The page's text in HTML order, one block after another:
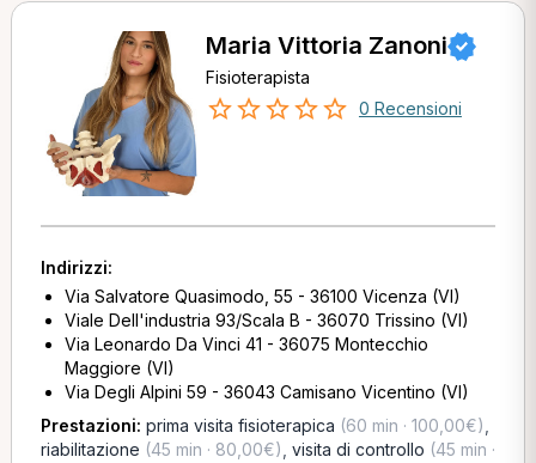
Maria Vittoria Zanoni
Fisioterapista
0 Recensioni
Indirizzi:
Via Salvatore Quasimodo, 55 - 36100 Vicenza (VI)
Viale Dell'industria 93/Scala B - 36070 Trissino (VI)
Via Leonardo Da Vinci 41 - 36075 Montecchio
Maggiore (VI)
Via Degli Alpini 59 - 36043 Camisano Vicentino (VI)
Prestazioni: prima visita fisioterapica (60 min · 100,00€)
riabilitazione (45 min · 80,00€) visita di controllo (45 min ·